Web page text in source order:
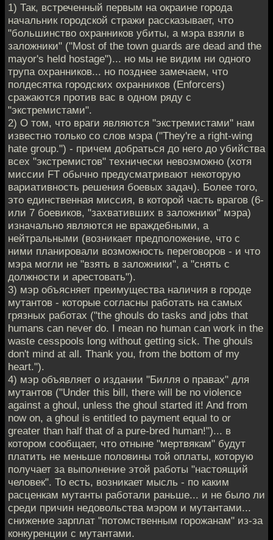
1) Так, встреченный первым на окраине города
начальник городской стражи рассказывает, что
"большинство охранников убиты, а мэра взяли в
заложники" ("Most of the town guards are dead and the
mayor's held hostage")... но мы не видим ни одного
трупа охранников... но позднее замечаем, что
полдесятка городских охранников (Enforcers)
сражаются против вас в одном ряду с
"экстремистами".
2) О том, что враги являются "экстремистами" нам
известно только со слов мэра ("They're a right-wing
hate group.") - причем добраться до него до убийства
всех "экстремистов" технически невозможно (хотя
миссии FT обычно предусматривают некоторую
вариативность решения боевых задач). Более того,
это единственная миссия, в которой часть врагов (6-
или 7 боевиков, "захвативших в заложники" мэра)
изначально являются не враждебными, а
нейтральными (возникает предположение, что с
ними планировали возможность переговоров - и что
мэра могли не "взять в заложники", а "снять с
должности и арестовать").
3) мэр объясняет преимущества наличия в городе
мутантов - которые согласны работать на самых
грязных работах ("the ghouls do tasks and jobs that
humans can never do. I mean no human can work in the
waste cesspools long without getting sick. The ghouls
don't mind at all. Thank you, from the bottom of my
heart.").
4) мэр объявляет о издании "Билля о правах" для
мутантов ("Under this bill, there will be no violence
against a ghoul, unless the ghoul started it! And from
now on, a ghoul is entitled to payment equal to or
greater than half that of a pure-bred human!")... в
котором сообщает, что отныне "мертвякам" будут
платить не меньше половины той оплаты, которую
получает за выполнение этой работы "настоящий
человек". То есть, возникает мысль - по каким
расценкам мутанты работали раньше... и не было ли
среди причин недовольства мэром и мутантами...
снижение зарплат "потомственным горожанам" из-за
конкуренции с мутантами.